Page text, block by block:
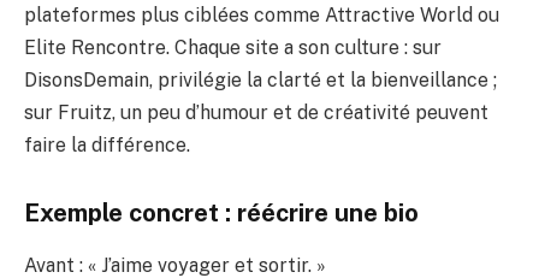
plateformes plus ciblées comme Attractive World ou
Elite Rencontre. Chaque site a son culture : sur
DisonsDemain, privilégie la clarté et la bienveillance ;
sur Fruitz, un peu d’humour et de créativité peuvent
faire la différence.
Exemple concret : réécrire une bio
Avant : « J’aime voyager et sortir. »